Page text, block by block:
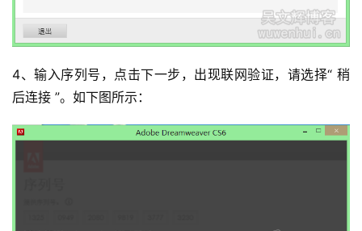
4、输入序列号，点击下一步，出现联网验证，请选择“ 稍
后连接 ”。如下图所示：